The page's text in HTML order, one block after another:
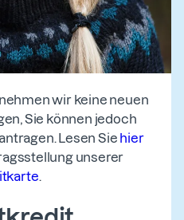
wir keine neuen
Sie können jedoch
Lesen Sie hier
unserer
.